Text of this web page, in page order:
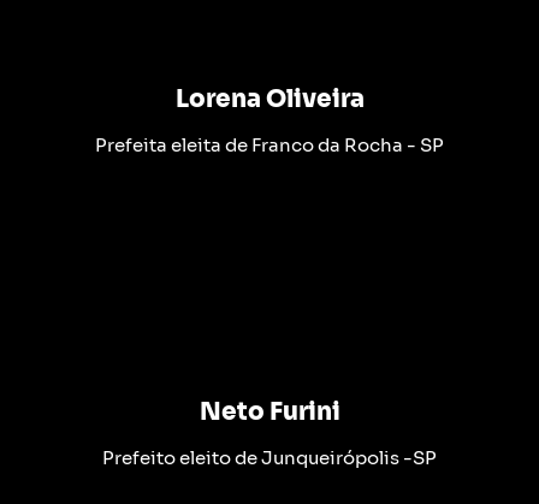
Lorena Oliveira
Prefeita eleita de Franco da Rocha - SP
Neto Furini
Prefeito eleito de Junqueirópolis -SP